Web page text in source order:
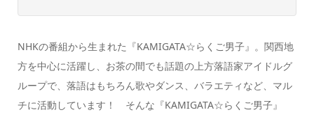
NHKの番組から生まれた『KAMIGATA☆らくご男子』。関西地
方を中心に活躍し、お茶の間でも話題の上方落語家アイドルグ
ループで、落語はもちろん歌やダンス、バラエティなど、マル
チに活動しています！ そんな『KAMIGATA☆らくご男子』